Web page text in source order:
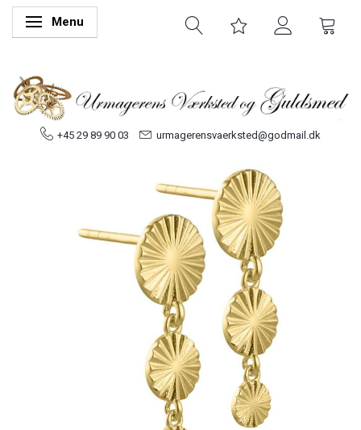
Skifte navigation
Menu
+45 29 89 90 03 urmagerensvaerksted@godmail.dk